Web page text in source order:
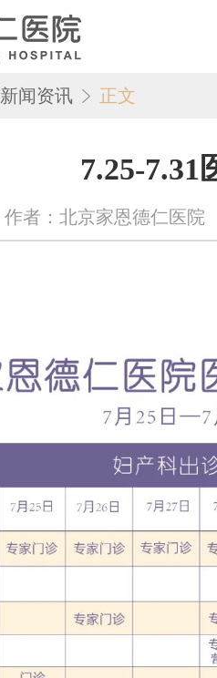
新闻资讯 正文
7.25-7.31
作者：北京家恩德仁医院